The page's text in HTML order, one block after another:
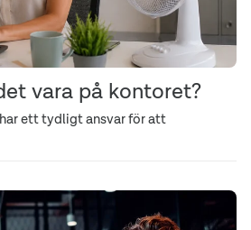
vara på kontoret?
ett tydligt ansvar för att